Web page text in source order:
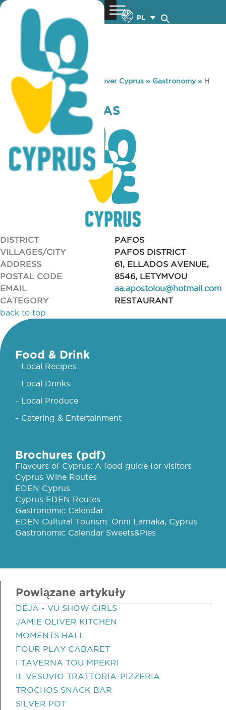
PL
You are here: Home »Discover Cyprus » Gastronomy» H
AVLI TIS SOULAS
H AVLI TIS SOULAS
DISTRICT
PAFOS
VILLAGES/CITY
PAFOS DISTRICT
ADDRESS
61, ELLADOS AVENUE,
POSTAL CODE
8546, LETYMVOU
EMAIL
aa.apostolou@hotmail.com
CATEGORY
RESTAURANT
back to top
Food & Drink
- Local Recipes
- Local Drinks
- Local Produce
- Catering & Entertainment
Brochures (pdf)
Flavours of Cyprus: A food guide for visitors
Cyprus Wine Routes
EDEN Cyprus
Cyprus EDEN Routes
Gastronomic Calendar
EDEN Cultural Tourism: Orini Larnaka, Cyprus
Gastronomic Calendar Sweets&Pies
Powiązane artykuły
DEJA - VU SHOW GIRLS
JAMIE OLIVER KITCHEN
MOMENTS HALL
FOUR PLAY CABARET
I TAVERNA TOU MPEKRI
IL VESUVIO TRATTORIA-PIZZERIA
TROCHOS SNACK BAR
SILVER POT